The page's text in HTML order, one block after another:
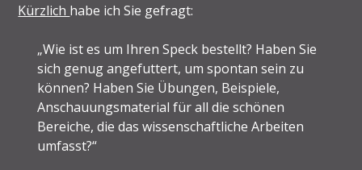
Kürzlich habe ich Sie gefragt:
„Wie ist es um Ihren Speck bestellt? Haben Sie
sich genug angefuttert, um spontan sein zu
können? Haben Sie Übungen, Beispiele,
Anschauungsmaterial für all die schönen
Bereiche, die das wissenschaftliche Arbeiten
umfasst?“